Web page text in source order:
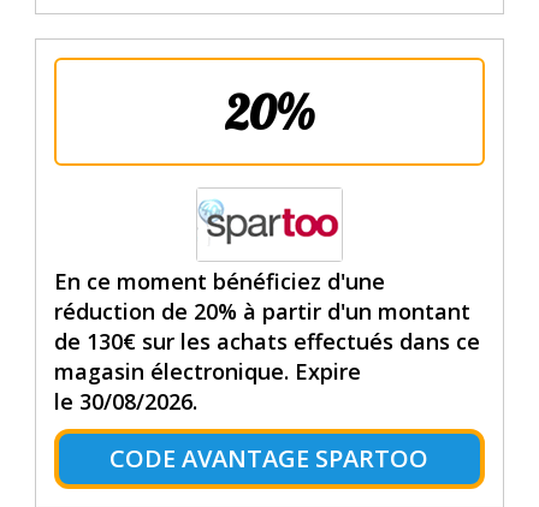
20%
En ce moment bénéficiez d'une
réduction de 20% à partir d'un montant
de 130€ sur les achats effectués dans ce
magasin électronique. Expire
le 30/08/2026.
CODE AVANTAGE SPARTOO